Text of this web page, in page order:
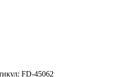
FD-45062